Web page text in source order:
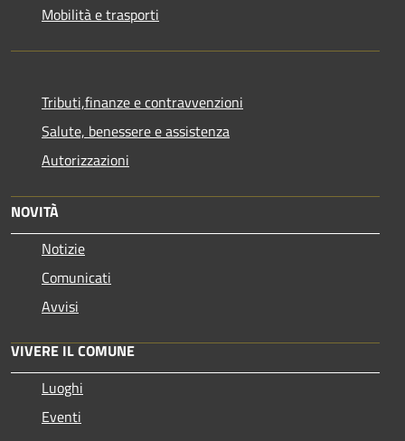
Mobilità e trasporti
Tributi,finanze e contravvenzioni
Salute, benessere e assistenza
Autorizzazioni
NOVITÀ
Notizie
Comunicati
Avvisi
VIVERE IL COMUNE
Luoghi
Eventi